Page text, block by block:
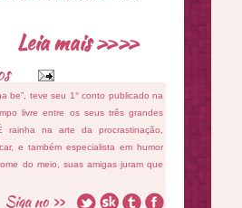
Leia mais »»
be”, teve seu 1° conto publicado na
livre entre os seus três grandes
rainha na arte da procrastinação,
e também especialista em humor
do meio, suas amigas juram que